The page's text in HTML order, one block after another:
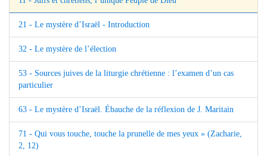
21 - Le mystère d’Israël - Introduction
32 - Le mystère de l’élection
53 - Sources juives de la liturgie chrétienne : l’examen d’un cas
particulier
63 - Le mystère d’Israël. Ébauche de la réflexion de J. Maritain
71 - Qui vous touche, touche la prunelle de mes yeux » (Zacharie,
2, 12)